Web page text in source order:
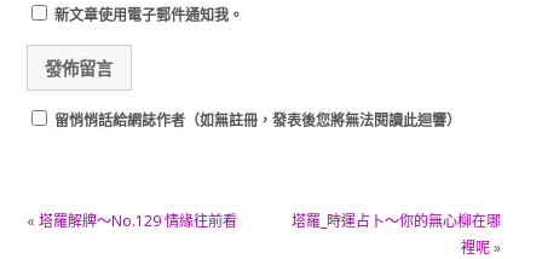
新文章使用電子郵件通知我。
留悄悄話給網誌作者（如無註冊，發表後您將無法閱讀此迴響）
« 塔羅解牌～No.129 情緣往前看
塔羅_時運占卜～你的無心柳在哪
裡呢»